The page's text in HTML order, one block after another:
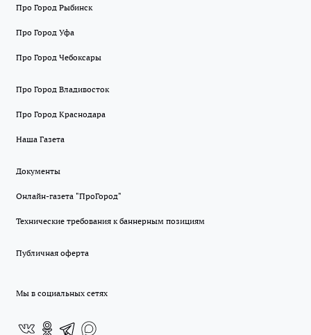
Про Город Рыбинск
Про Город Уфа
Про Город Чебоксары
Про Город Владивосток
Про Город Краснодара
Наша Газета
Документы
Онлайн-газета "ПроГород"
Технические требования к баннерным позициям
Публичная оферта
Мы в социальных сетях